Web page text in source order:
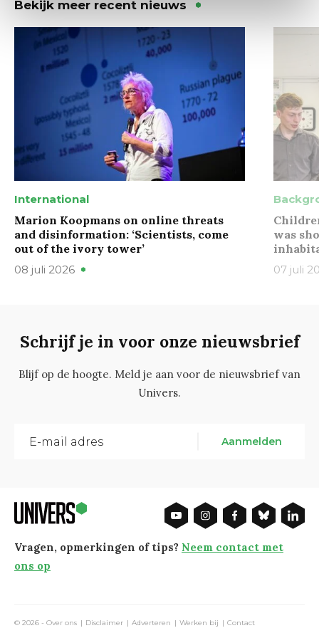
Bekijk meer recent nieuws
International
Marion Koopmans on online threats
and disinformation: ‘Scientists, come
out of the ivory tower’
08 juli 2026
was
07 juli
Schrijf je in voor onze nieuwsbrief
Blijf op de hoogte. Meld je aan voor de nieuwsbrief van
Univers.
Aanmelden
Vragen, opmerkingen of tips? Neem contact met
ons op
© 2026 - Over ons Disclaimer Adverteren Werken bij Contact